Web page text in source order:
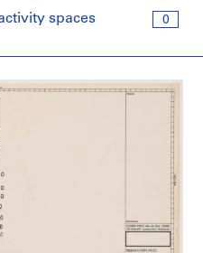
0
spaces